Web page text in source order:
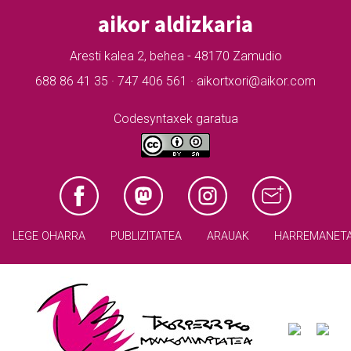
aikor aldizkaria
Aresti kalea 2, behea - 48170 Zamudio
688 86 41 35 · 747 406 561 · aikortxori@aikor.com
Codesyntaxek garatua
LEGE OHARRA PUBLIZITATEA ARAUAK